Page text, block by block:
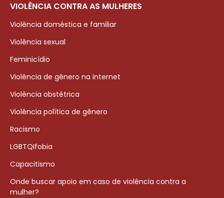
VIOLÊNCIA CONTRA AS MULHERES
Violência doméstica e familiar
Violência sexual
Feminicídio
Violência de gênero na internet
Violência obstétrica
Violência política de gênero
Racismo
LGBTQIfobia
Capacitismo
Onde buscar apoio em caso de violência contra a
mulher?